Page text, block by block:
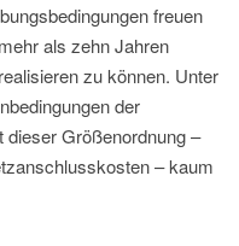
freuen
als zehn Jahren
zu können. Unter
der
dieser Größenordnung –
– kaum